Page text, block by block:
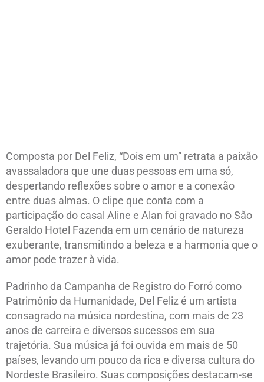
Composta por Del Feliz, “Dois em um” retrata a paixão
avassaladora que une duas pessoas em uma só,
despertando reflexões sobre o amor e a conexão
entre duas almas. O clipe que conta com a
participação do casal Aline e Alan foi gravado no São
Geraldo Hotel Fazenda em um cenário de natureza
exuberante, transmitindo a beleza e a harmonia que o
amor pode trazer à vida.
Padrinho da Campanha de Registro do Forró como
Patrimônio da Humanidade, Del Feliz é um artista
consagrado na música nordestina, com mais de 23
anos de carreira e diversos sucessos em sua
trajetória. Sua música já foi ouvida em mais de 50
países, levando um pouco da rica e diversa cultura do
Nordeste Brasileiro. Suas composições destacam-se